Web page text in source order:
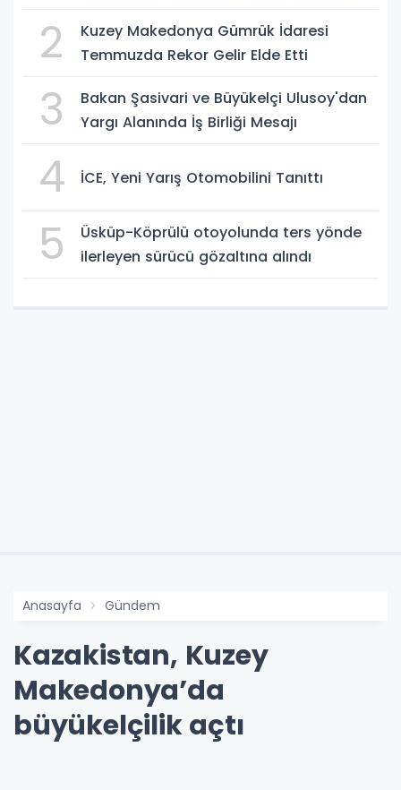
2
Kuzey Makedonya Gümrük İdaresi
Temmuzda Rekor Gelir Elde Etti
3
Bakan Şasivari ve Büyükelçi Ulusoy'dan
Yargı Alanında İş Birliği Mesajı
4 İCE, Yeni Yarış Otomobilini Tanıttı
5
Üsküp-Köprülü otoyolunda ters yönde
ilerleyen sürücü gözaltına alındı
Anasayfa Gündem
Kazakistan, Kuzey
Makedonya’da
büyükelçilik açtı